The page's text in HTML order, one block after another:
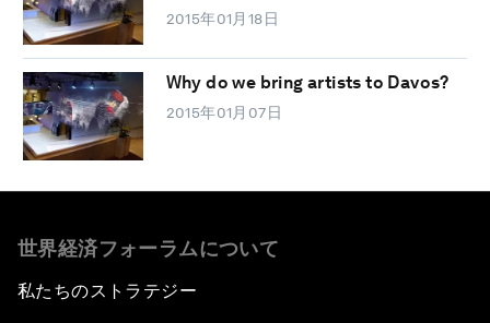
2015年01月18日
Why do we bring artists to Davos?
2015年01月07日
世界経済フォーラムについて
私たちのストラテジー